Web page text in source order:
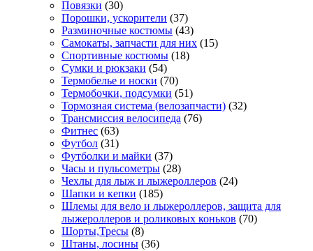
Повязки (30)
Порошки, ускорители (37)
Разминочные костюмы (43)
Самокаты, запчасти для них (15)
Спортивные костюмы (18)
Сумки и рюкзаки (54)
Термобелье и носки (70)
Термобочки, подсумки (51)
Тормозная система (велозапчасти) (32)
Трансмиссия велосипеда (76)
Фитнес (63)
Футбол (31)
Футболки и майки (37)
Часы и пульсометры (28)
Чехлы для лыж и лыжероллеров (24)
Шапки и кепки (185)
Шлемы для вело и лыжероллеров, защита для
лыжероллеров и роликовых коньков (70)
Шорты,Тресы (8)
Штаны, лосины (36)